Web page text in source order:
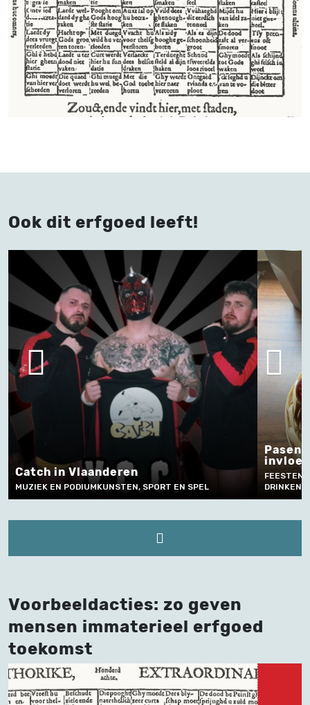
Ook dit erfgoed leeft!
Catch in Vlaanderen
MUZIEK EN PODIUMKUNSTEN, SPORT EN SPEL
Pasen
FEESTEN,
DRINKEN,
Voorbeeldacties: zo geven
mensen immaterieel erfgoed
toekomst